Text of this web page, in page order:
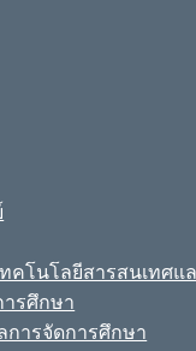
คโนโลยีสารสนเทศแ
รศึกษา
การจัดการศึกษา